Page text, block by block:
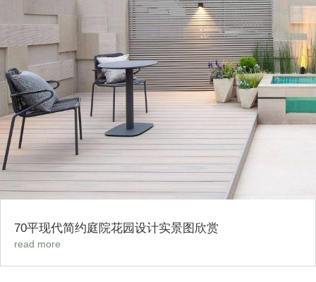
70平现代简约庭院花园设计实景图欣赏
read more